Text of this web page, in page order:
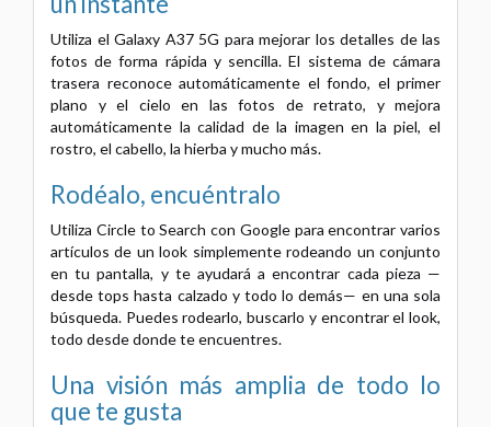
Utiliza el Galaxy A37 5G para mejorar los detalles de las
fotos de forma rápida y sencilla. El sistema de cámara
trasera reconoce automáticamente el fondo, el primer
plano y el cielo en las fotos de retrato, y mejora
automáticamente la calidad de la imagen en la piel, el
rostro, el cabello, la hierba y mucho más.
Rodéalo, encuéntralo
Utiliza Circle to Search con Google para encontrar varios
artículos de un look simplemente rodeando un conjunto
en tu pantalla, y te ayudará a encontrar cada pieza —
desde tops hasta calzado y todo lo demás— en una sola
búsqueda. Puedes rodearlo, buscarlo y encontrar el look,
todo desde donde te encuentres.
Una visión más amplia de todo lo
que te gusta